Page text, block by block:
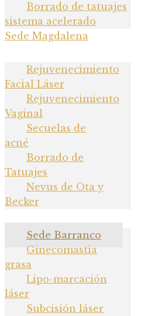
Borrado de tatuajes
sistema acelerado
Rejuvenecimiento Facial
Láser
Rejuvenecimiento
Vaginal
Borrado de Tatuajes
Nevus de Ota y Becker
Borrado de tatuajes
sistema acelerado
Sede Magdalena
Rejuvenecimiento
Facial Láser
Rejuvenecimiento
Vaginal
Secuelas de
acné
Borrado de
Tatuajes
Nevus de Ota y
Becker
Sede Barranco
Ginecomastia
grasa
Lipo-marcación
láser
Subcisión láser